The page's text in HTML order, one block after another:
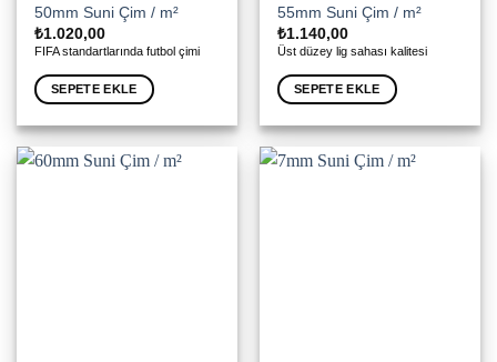
50mm Suni Çim / m²
₺1.020,00
FIFA standartlarında futbol çimi
SEPETE EKLE
55mm Suni Çim / m²
₺1.140,00
Üst düzey lig sahası kalitesi
SEPETE EKLE